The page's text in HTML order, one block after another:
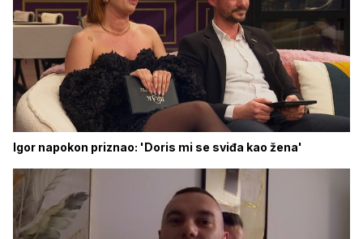
Igor napokon priznao: 'Doris mi se sviđa kao žena'